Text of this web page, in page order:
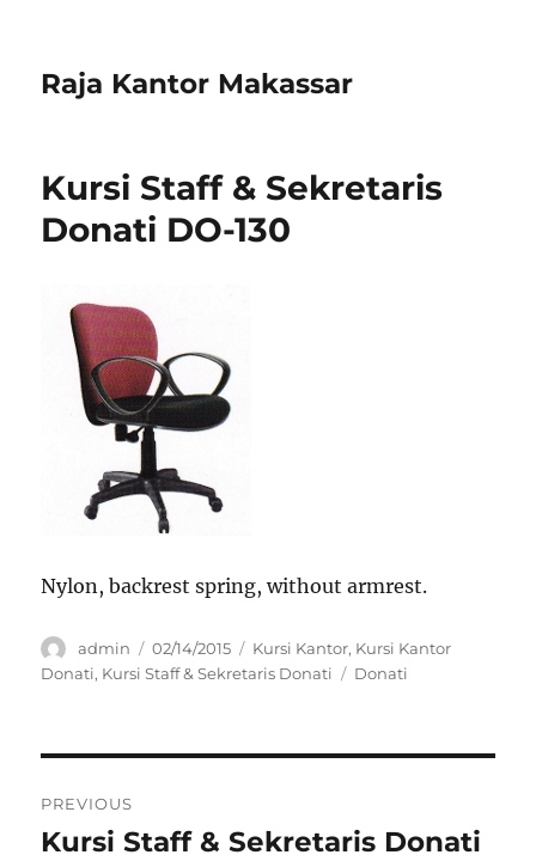
Raja Kantor Makassar
Kursi Staff & Sekretaris
Donati DO-130
Nylon, backrest spring, without armrest.
Author
admin
Posted
on
02/14/2015 Categories
Kursi Kantor, Kursi Kantor
Donati, Kursi Staff & Sekretaris Donati Tags
Donati
navigation
PREVIOUS
Previous
Kursi Staff & Sekretaris Donati